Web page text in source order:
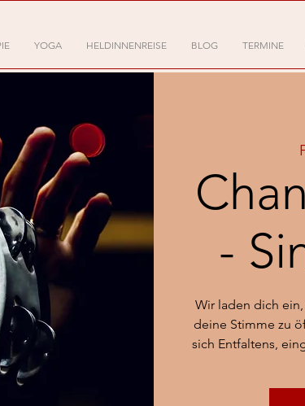
YOGA HELDINNENREISE BLOG TERMINE
-
Wir laden dich
deine Stimme zu
sich Entfaltens,